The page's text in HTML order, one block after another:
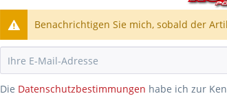
Benachrichtigen Sie mich, sobald der
Die Datenschutzbestimmungen habe ich zur